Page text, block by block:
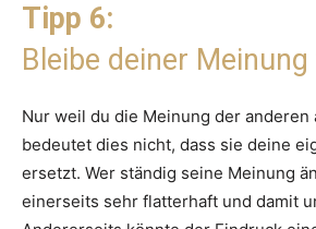
Tipp 6:
Bleibe deiner
Nur weil du die Meinung der anderen
bedeutet dies nicht, dass sie deine
ersetzt. Wer ständig seine Meinung
einerseits sehr flatterhaft und damit